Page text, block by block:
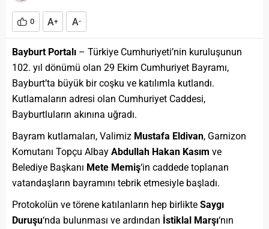
0 A+ A-
Bayburt Portalı – Türkiye Cumhuriyeti’nin kuruluşunun
102. yıl dönümü olan 29 Ekim Cumhuriyet Bayramı,
Bayburt’ta büyük bir coşku ve katılımla kutlandı.
Kutlamaların adresi olan Cumhuriyet Caddesi,
Bayburtluların akınına uğradı.
Bayram kutlamaları, Valimiz Mustafa Eldivan, Garnizon
Komutanı Topçu Albay Abdullah Hakan Kasım ve
Belediye Başkanı Mete Memiş‘in caddede toplanan
vatandaşların bayramını tebrik etmesiyle başladı.
Protokolün ve törene katılanların hep birlikte Saygı
Duruşu‘nda bulunması ve ardından İstiklal Marşı‘nın